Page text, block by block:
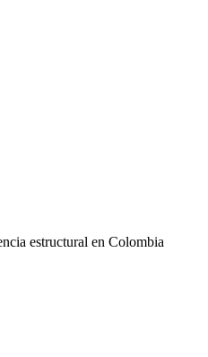
estructural en Colombia